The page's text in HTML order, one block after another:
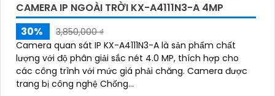
CAMERA IP NGOÀI TRỜI KX-A4111N3-A 4MP
30%
3,850,000 ₫
Camera quan sát IP KX-A4111N3-A là sản phẩm chất
lượng với độ phân giải sắc nét 4.0 MP, thích hợp cho
các công trình với mức giá phải chăng. Camera được
trang bị công nghệ Chống...